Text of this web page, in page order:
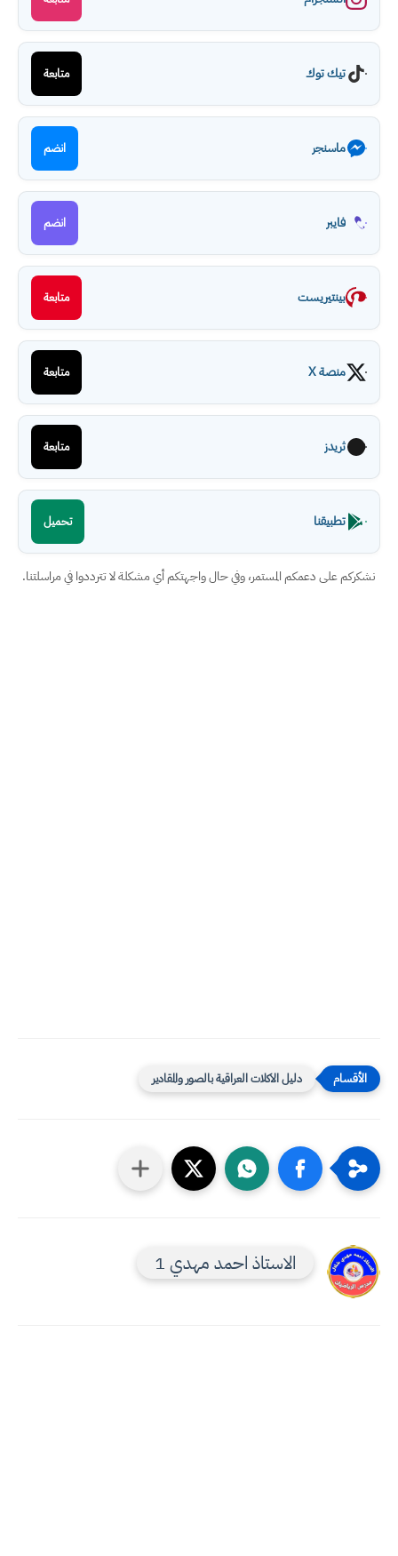
تيك توك متابعة
ماسنجر انضم
فايبر انضم
بينتيريست متابعة
منصة X متابعة
ثريدز متابعة
تطبيقنا تحميل
نشكركم على دعمكم المستمر، وفي حال واجهتكم أي مشكلة لا تترددوا في مراسلتنا.
دليل الاكلات العراقية بالصور والمقادير
الاستاذ احمد مهدي 1